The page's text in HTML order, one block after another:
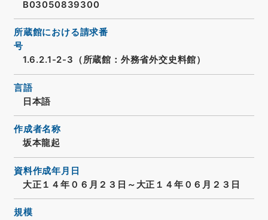
B03050839300
所蔵館における請求番
号
1.6.2.1-2-3（所蔵館：外務省外交史料館）
言語
日本語
作成者名称
坂本龍起
資料作成年月日
大正１４年０６月２３日～大正１４年０６月２３日
規模